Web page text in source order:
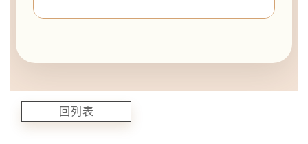
回列表